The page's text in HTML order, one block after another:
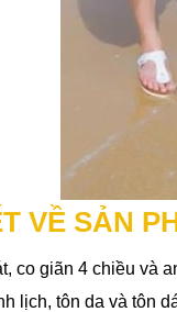
VỀ SẢN
co giãn 4 chiều và
lịch, tôn da và tôn